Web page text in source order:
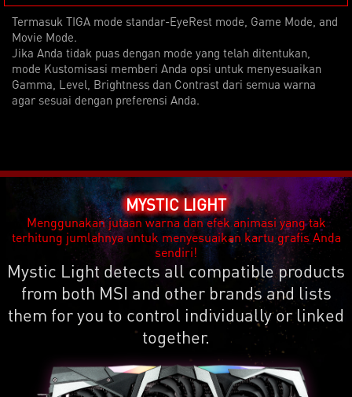
Termasuk TIGA mode standar-EyeRest mode, Game Mode, and
Movie Mode.
Jika Anda tidak puas dengan mode yang telah ditentukan,
mode Kustomisasi memberi Anda opsi untuk menyesuaikan
Gamma, Level, Brightness dan Contrast dari semua warna
agar sesuai dengan preferensi Anda.
MYSTIC LIGHT
Menggunakan jutaan warna dan efek animasi yang tak
terhitung jumlahnya untuk menyesuaikan kartu grafis Anda
sendiri!
Mystic Light detects all compatible products
from both MSI and other brands and lists
them for you to control individually or linked
together.